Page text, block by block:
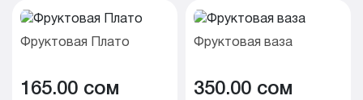
Фруктовая Плато
165.00 cом
Фруктовая ваза
350.00 cом